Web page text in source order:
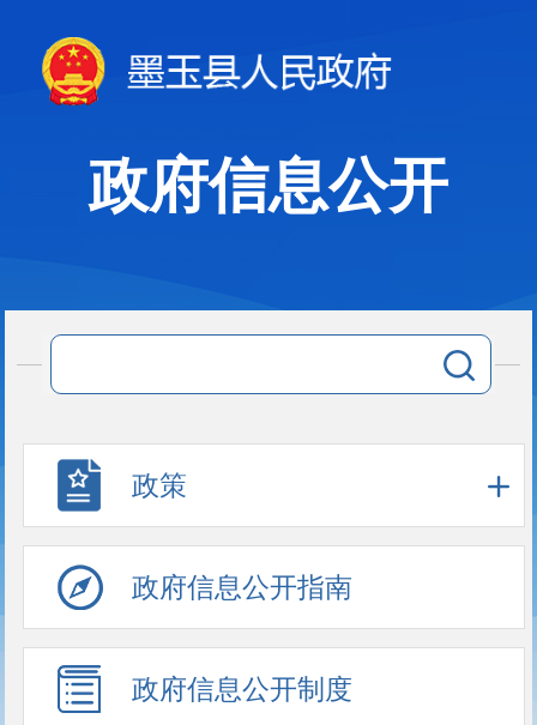
政府信息公开
政策
政府信息公开指南
政府信息公开制度